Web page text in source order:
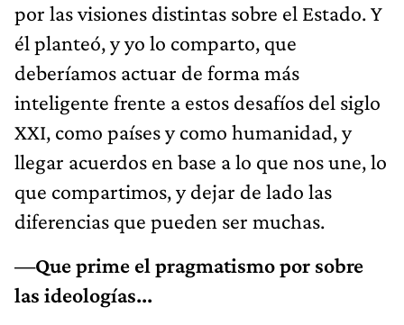
por las visiones distintas sobre el Estado. Y
él planteó, y yo lo comparto, que
deberíamos actuar de forma más
inteligente frente a estos desafíos del siglo
XXI, como países y como humanidad, y
llegar acuerdos en base a lo que nos une, lo
que compartimos, y dejar de lado las
diferencias que pueden ser muchas.
—Que prime el pragmatismo por sobre
las ideologías...